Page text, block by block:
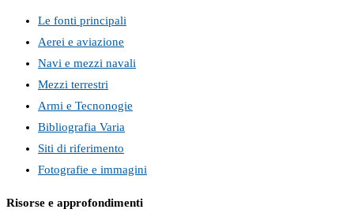
Le fonti principali
Aerei e aviazione
Navi e mezzi navali
Mezzi terrestri
Armi e Tecnonogie
Bibliografia Varia
Siti di riferimento
Fotografie e immagini
Risorse e approfondimenti